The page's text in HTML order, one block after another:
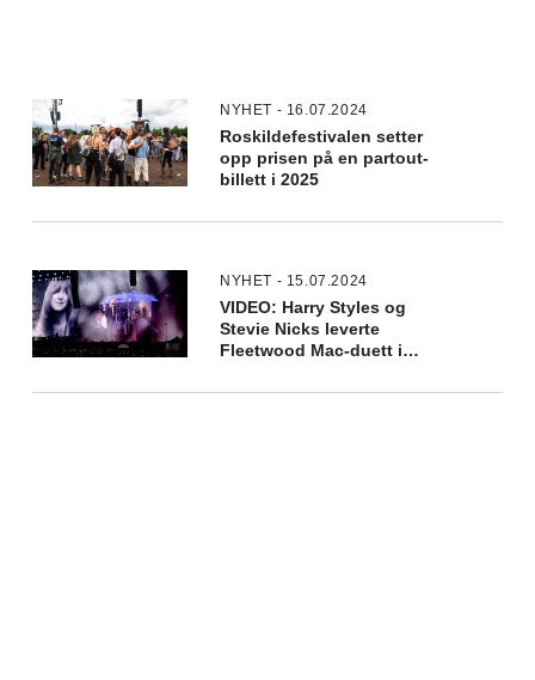
NYHET - 16.07.2024
Roskildefestivalen setter
opp prisen på en partout-
billett i 2025
NYHET - 15.07.2024
VIDEO: Harry Styles og
Stevie Nicks leverte
Fleetwood Mac-duett i